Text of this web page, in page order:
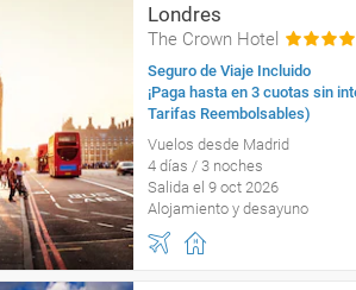
Londres
The Crown Hotel
Seguro de Viaje Incluido
¡Paga hasta en 3 cuotas sin
Tarifas Reembolsables)
Vuelos desde Madrid
4 días / 3 noches
Salida el 9 oct 2026
Alojamiento y desayuno